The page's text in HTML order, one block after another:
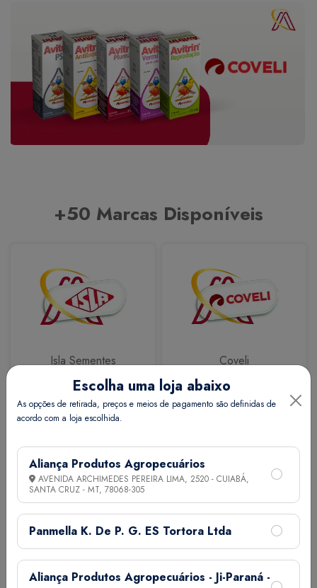
+50 Marcas Disponíveis
Isla Sementes Coveli
Calbos M7
Escolha uma loja abaixo
As opções de retirada, preços e meios de pagamento são definidas de
acordo com a loja escolhida.
Aliança Produtos Agropecuários
AVENIDA ARCHIMEDES PEREIRA LIMA, 2520 - CUIABÁ,
SANTA CRUZ - MT, 78068-305
Panmella K. De P. G. ES Tortora Ltda
Aliança Produtos Agropecuários - Ji-Paraná -